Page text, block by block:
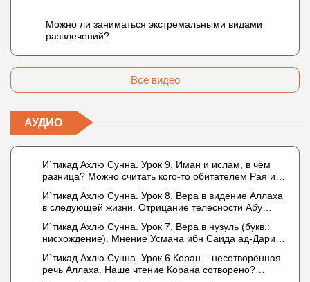
Можно ли заниматься экстремальными видами
развлечений?
Все видео
АУДИО
И`тикад Ахлю Сунна. Урок 9. Иман и ислам, в чём
разница? Можно считать кого-то обитателем Рая или
И`тикад Ахлю Сунна. Урок 8. Вера в видение Аллаха
в следующей жизни. Отрицание телесности Абу
Усмана ибн Саида ад-Дарими. Иман – это слова,
дела и познание
И`тикад Ахлю Сунна. Урок 7. Вера в нузуль (букв.:
нисхождение). Мнение Усмана ибн Саида ад-Дарими
описывается физическим движением?
И`тикад Ахлю Сунна. Урок 6.Коран – несотворённая
речь Аллаха. Наше чтение Корана сотворено?